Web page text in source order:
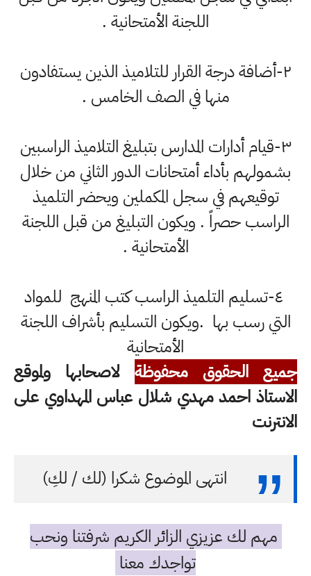
اللجنة الأمتحانية .
٢-أضافة درجة القرار للتلاميذ الذين يستفادون
منها في الصف الخامس .
٣-قيام أدارات المدارس بتبليغ التلاميذ الراسبين
بشمولهم بأداء أمتحانات الدور الثاني من خلال
توقيعهم في سجل المكملين ويحضر التلميذ
الراسب حصراً . ويكون التبليغ من قبل اللجنة
الأمتحانية .
٤-تسليم التلميذ الراسب كتب المنهج للمواد
التي رسب بها .ويكون التسليم بأشراف اللجنة
الأمتحانية
جميع الحقوق محفوظة لاصحابها ولموقع
الاستاذ احمد مهدي شلال عباس المهداوي على
الانترنت
انتهى الموضوع شكرا (لك / لكِ)
مهم لك عزيزي الزائر الكريم شرفتنا ونحب
تواجدك معنا